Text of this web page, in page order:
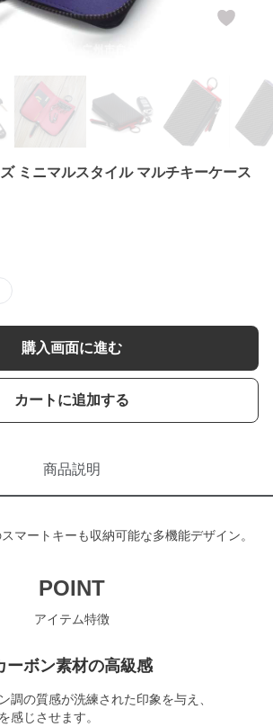
ミニマルスタイル マルチキーケース
購入画面に進む
カートに追加する
商品説明
マートキーも収納可能な多機能デザイン。
POINT
アイテム特徴
ーボン素材の高級感
調の質感が洗練された印象を与え、
感じさせます。